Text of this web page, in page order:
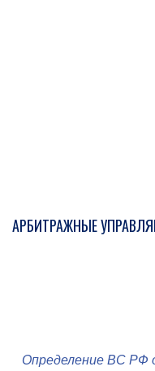
АРБИТРАЖНЫЕ
Определение ВС РФ